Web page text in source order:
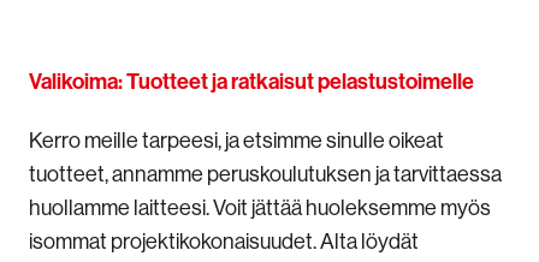
Valikoima: Tuotteet ja ratkaisut pelastustoimelle
Kerro meille tarpeesi, ja etsimme sinulle oikeat
tuotteet, annamme peruskoulutuksen ja tarvittaessa
huollamme laitteesi. Voit jättää huoleksemme myös
isommat projektikokonaisuudet. Alta löydät